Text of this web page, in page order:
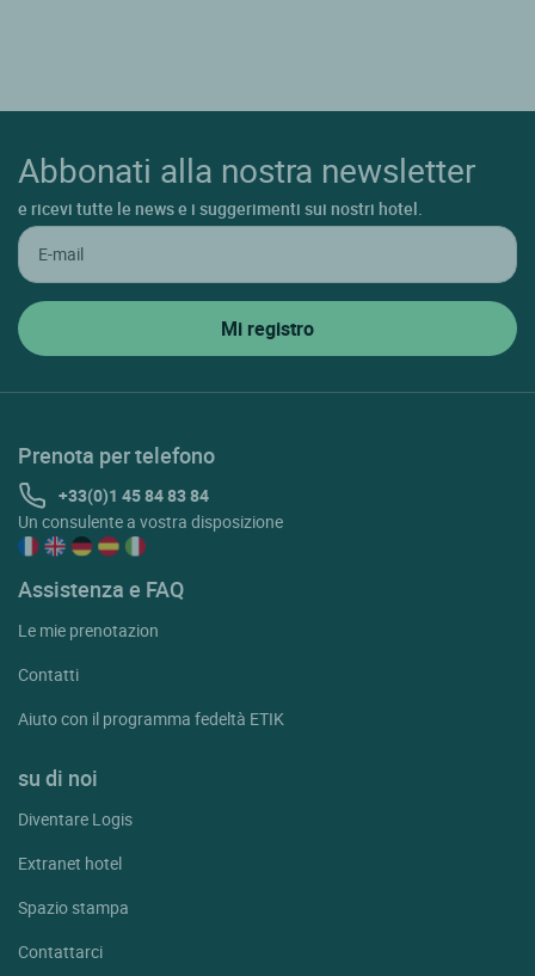
Abbonati alla nostra newsletter
e ricevi tutte le news e i suggerimenti sui nostri hotel.
Prenota per telefono
+33(0)1 45 84 83 84
Un consulente a vostra disposizione
Assistenza e FAQ
Le mie prenotazion
Contatti
Aiuto con il programma fedeltà ETIK
su di noi
Diventare Logis
Extranet hotel
Spazio stampa
Contattarci